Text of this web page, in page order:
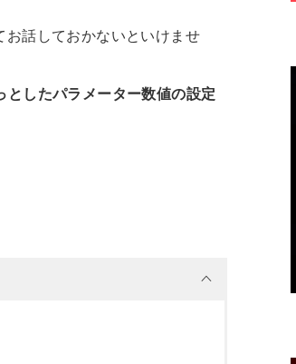
お話しておかないといけませ
としたパラメーター数値の設定